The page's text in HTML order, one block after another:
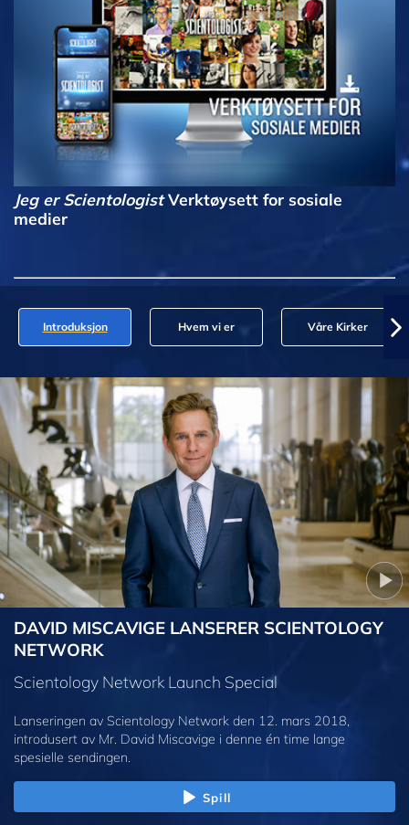
Jeg er ScientologistVerktøysett for sosiale
medier
Introduksjon Hvem vi er Våre Kirker
DAVID MISCAVIGE LANSERER SCIENTOLOGY
NETWORK
Scientology Network Launch Special
Lanseringen av Scientology Network den 12. mars 2018,
introdusert av Mr. David Miscavige i denne én time lange
spesielle sendingen.
Spill